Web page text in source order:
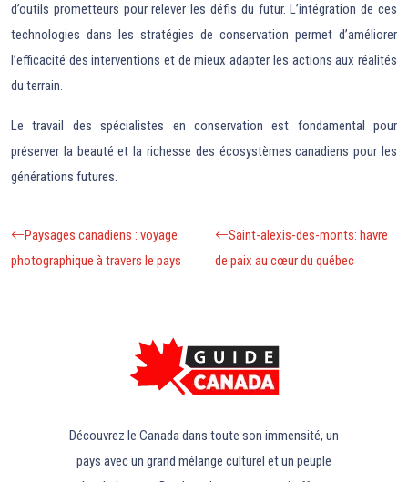
d’outils prometteurs pour relever les défis du futur. L’intégration de ces
technologies dans les stratégies de conservation permet d’améliorer
l’efficacité des interventions et de mieux adapter les actions aux réalités
du terrain.
Le travail des spécialistes en conservation est fondamental pour
préserver la beauté et la richesse des écosystèmes canadiens pour les
générations futures.
Paysages canadiens : voyage
photographique à travers le pays
Saint-alexis-des-monts: havre
de paix au cœur du québec
Découvrez le Canada dans toute son immensité, un
pays avec un grand mélange culturel et un peuple